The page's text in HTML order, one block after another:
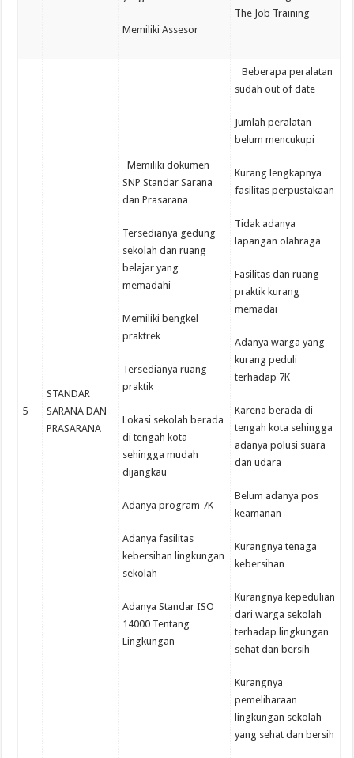
Memiliki Assesor
The Job Training
5
STANDAR
SARANA DAN
PRASARANA
Memiliki dokumen
SNP Standar Sarana
dan Prasarana
Tersedianya gedung
sekolah dan ruang
belajar yang
memadahi
Memiliki bengkel
praktrek
Tersedianya ruang
praktik
Lokasi sekolah berada
di tengah kota
sehingga mudah
dijangkau
Adanya program 7K
Adanya fasilitas
kebersihan lingkungan
sekolah
Adanya Standar ISO
14000 Tentang
Lingkungan
Beberapa peralatan
sudah out of date
Jumlah peralatan
belum mencukupi
Kurang lengkapnya
fasilitas perpustakaan
Tidak adanya
lapangan olahraga
Fasilitas dan ruang
praktik kurang
memadai
Adanya warga yang
kurang peduli
terhadap 7K
Karena berada di
tengah kota sehingga
adanya polusi suara
dan udara
Belum adanya pos
keamanan
Kurangnya tenaga
kebersihan
Kurangnya kepedulian
dari warga sekolah
terhadap lingkungan
sehat dan bersih
Kurangnya
pemeliharaan
lingkungan sekolah
yang sehat dan bersih